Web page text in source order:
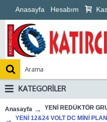
Anasayfa Hesabım
KATEGORILER
Anasayfa
YENİ REDÜKTÖR
YENİ 12&24 VOLT DC MİNİ